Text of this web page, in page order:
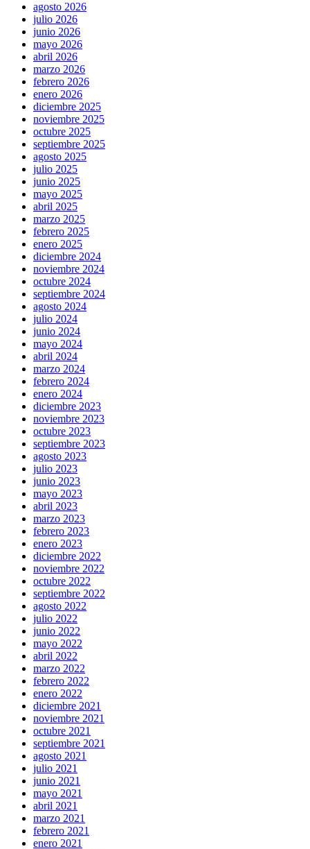
agosto 2026
julio 2026
junio 2026
mayo 2026
abril 2026
marzo 2026
febrero 2026
enero 2026
diciembre 2025
noviembre 2025
octubre 2025
septiembre 2025
agosto 2025
julio 2025
junio 2025
mayo 2025
abril 2025
marzo 2025
febrero 2025
enero 2025
diciembre 2024
noviembre 2024
octubre 2024
septiembre 2024
agosto 2024
julio 2024
junio 2024
mayo 2024
abril 2024
marzo 2024
febrero 2024
enero 2024
diciembre 2023
noviembre 2023
octubre 2023
septiembre 2023
agosto 2023
julio 2023
junio 2023
mayo 2023
abril 2023
marzo 2023
febrero 2023
enero 2023
diciembre 2022
noviembre 2022
octubre 2022
septiembre 2022
agosto 2022
julio 2022
junio 2022
mayo 2022
abril 2022
marzo 2022
febrero 2022
enero 2022
diciembre 2021
noviembre 2021
octubre 2021
septiembre 2021
agosto 2021
julio 2021
junio 2021
mayo 2021
abril 2021
marzo 2021
febrero 2021
enero 2021